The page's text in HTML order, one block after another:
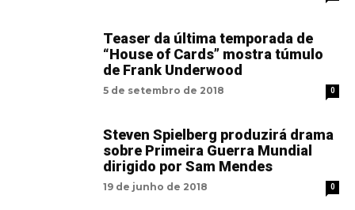
Teaser da última temporada de
“House of Cards” mostra túmulo
de Frank Underwood
5 de setembro de 2018 0
Steven Spielberg produzirá drama
sobre Primeira Guerra Mundial
dirigido por Sam Mendes
19 de junho de 2018 0